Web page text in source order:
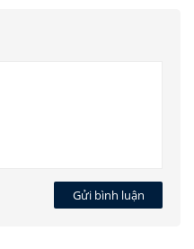
Gửi bình luận